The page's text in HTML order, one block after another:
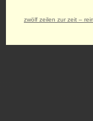
zwölf zeilen zur zeit –